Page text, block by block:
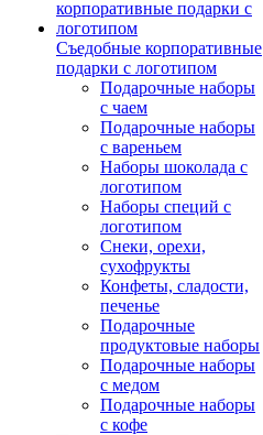
Съедобные корпоративные
подарки с логотипом
Подарочные наборы
с чаем
Подарочные наборы
с вареньем
Наборы шоколада с
логотипом
Наборы специй с
логотипом
Снеки, орехи,
сухофрукты
Конфеты, сладости,
печенье
Подарочные
продуктовые наборы
Подарочные наборы
с медом
Подарочные наборы
с кофе